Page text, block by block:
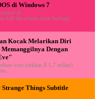
di Windows 7
di
kali ini admin akan berbagi
Kocak Melarikan Diri
Dengan
won (sekitar $ 1,7 miliar)
Things Subtitle